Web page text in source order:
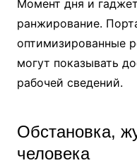
Момент дня и
ранжирование.
оптимизированные
могут показывать
рабочей сведений.
Обстановка,
человека